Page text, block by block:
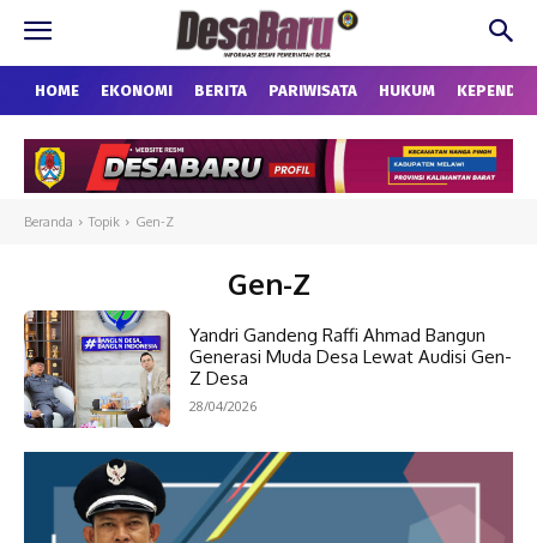
HOME EKONOMI BERITA PARIWISATA HUKUM
Beranda Topik Gen-Z
Gen-Z
Yandri Gandeng Raffi Ahmad Bangun
Generasi Muda Desa Lewat Audisi Gen-
Z Desa
28/04/2026